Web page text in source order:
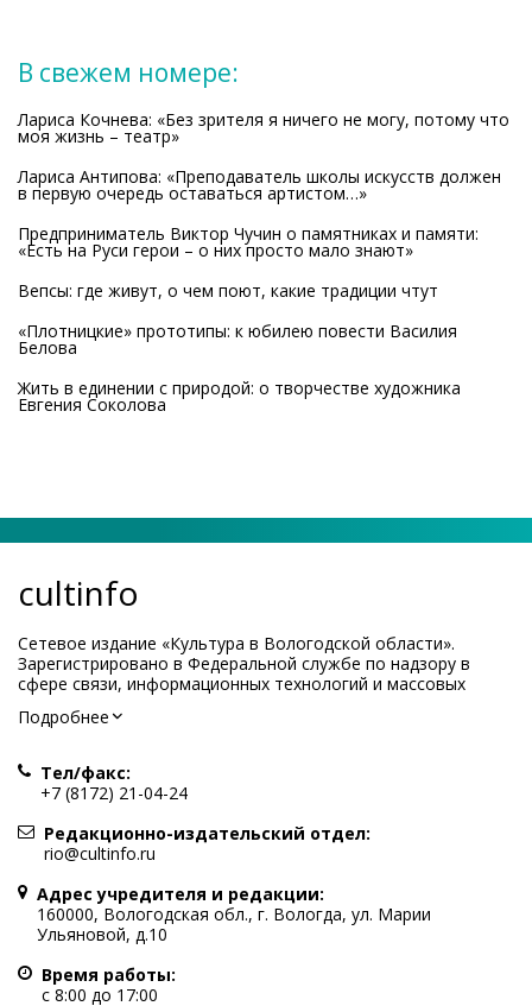
В свежем номере:
Лариса Кочнева: «Без зрителя я ничего не могу, потому что
моя жизнь – театр»
Лариса Антипова: «Преподаватель школы искусств должен
в первую очередь оставаться артистом…»
Предприниматель Виктор Чучин о памятниках и памяти:
«Есть на Руси герои – о них просто мало знают»
Вепсы: где живут, о чем поют, какие традиции чтут
«Плотницкие» прототипы: к юбилею повести Василия
Белова
Жить в единении с природой: о творчестве художника
Евгения Соколова
cultinfo
Сетевое издание «Культура в Вологодской области».
Зарегистрировано в Федеральной службе по надзору в
сфере связи, информационных технологий и массовых
Регистрационный номер и дата принятия решения о
Учредитель КУ ВО «Информационно-аналитический центр
культуры»
Адрес учредителя и редакции: 160000, Вологодская обл., г.
Вологда, ул. Марии Ульяновой, д.10
Главный редактор — Легчанова Елена Григорьевна
Политика в отношении обработки персональных данных
При полном или частичном использовании информации
портала гиперссылка на cultinfo.ru обязательна.
Редакция не несет ответственности за достоверность
Подробнее
Тел/факс:
+7 (8172) 21-04-24
Редакционно-издательский отдел:
rio@cultinfo.ru
Адрес учредителя и редакции:
160000, Вологодская обл., г. Вологда, ул. Марии
Ульяновой, д.10
Время работы:
с 8:00 до 17:00